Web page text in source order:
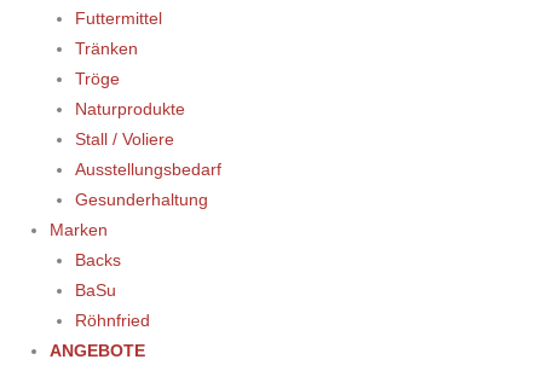
Futtermittel
Tränken
Tröge
Naturprodukte
Stall / Voliere
Ausstellungsbedarf
Gesunderhaltung
Marken
Backs
BaSu
Röhnfried
ANGEBOTE